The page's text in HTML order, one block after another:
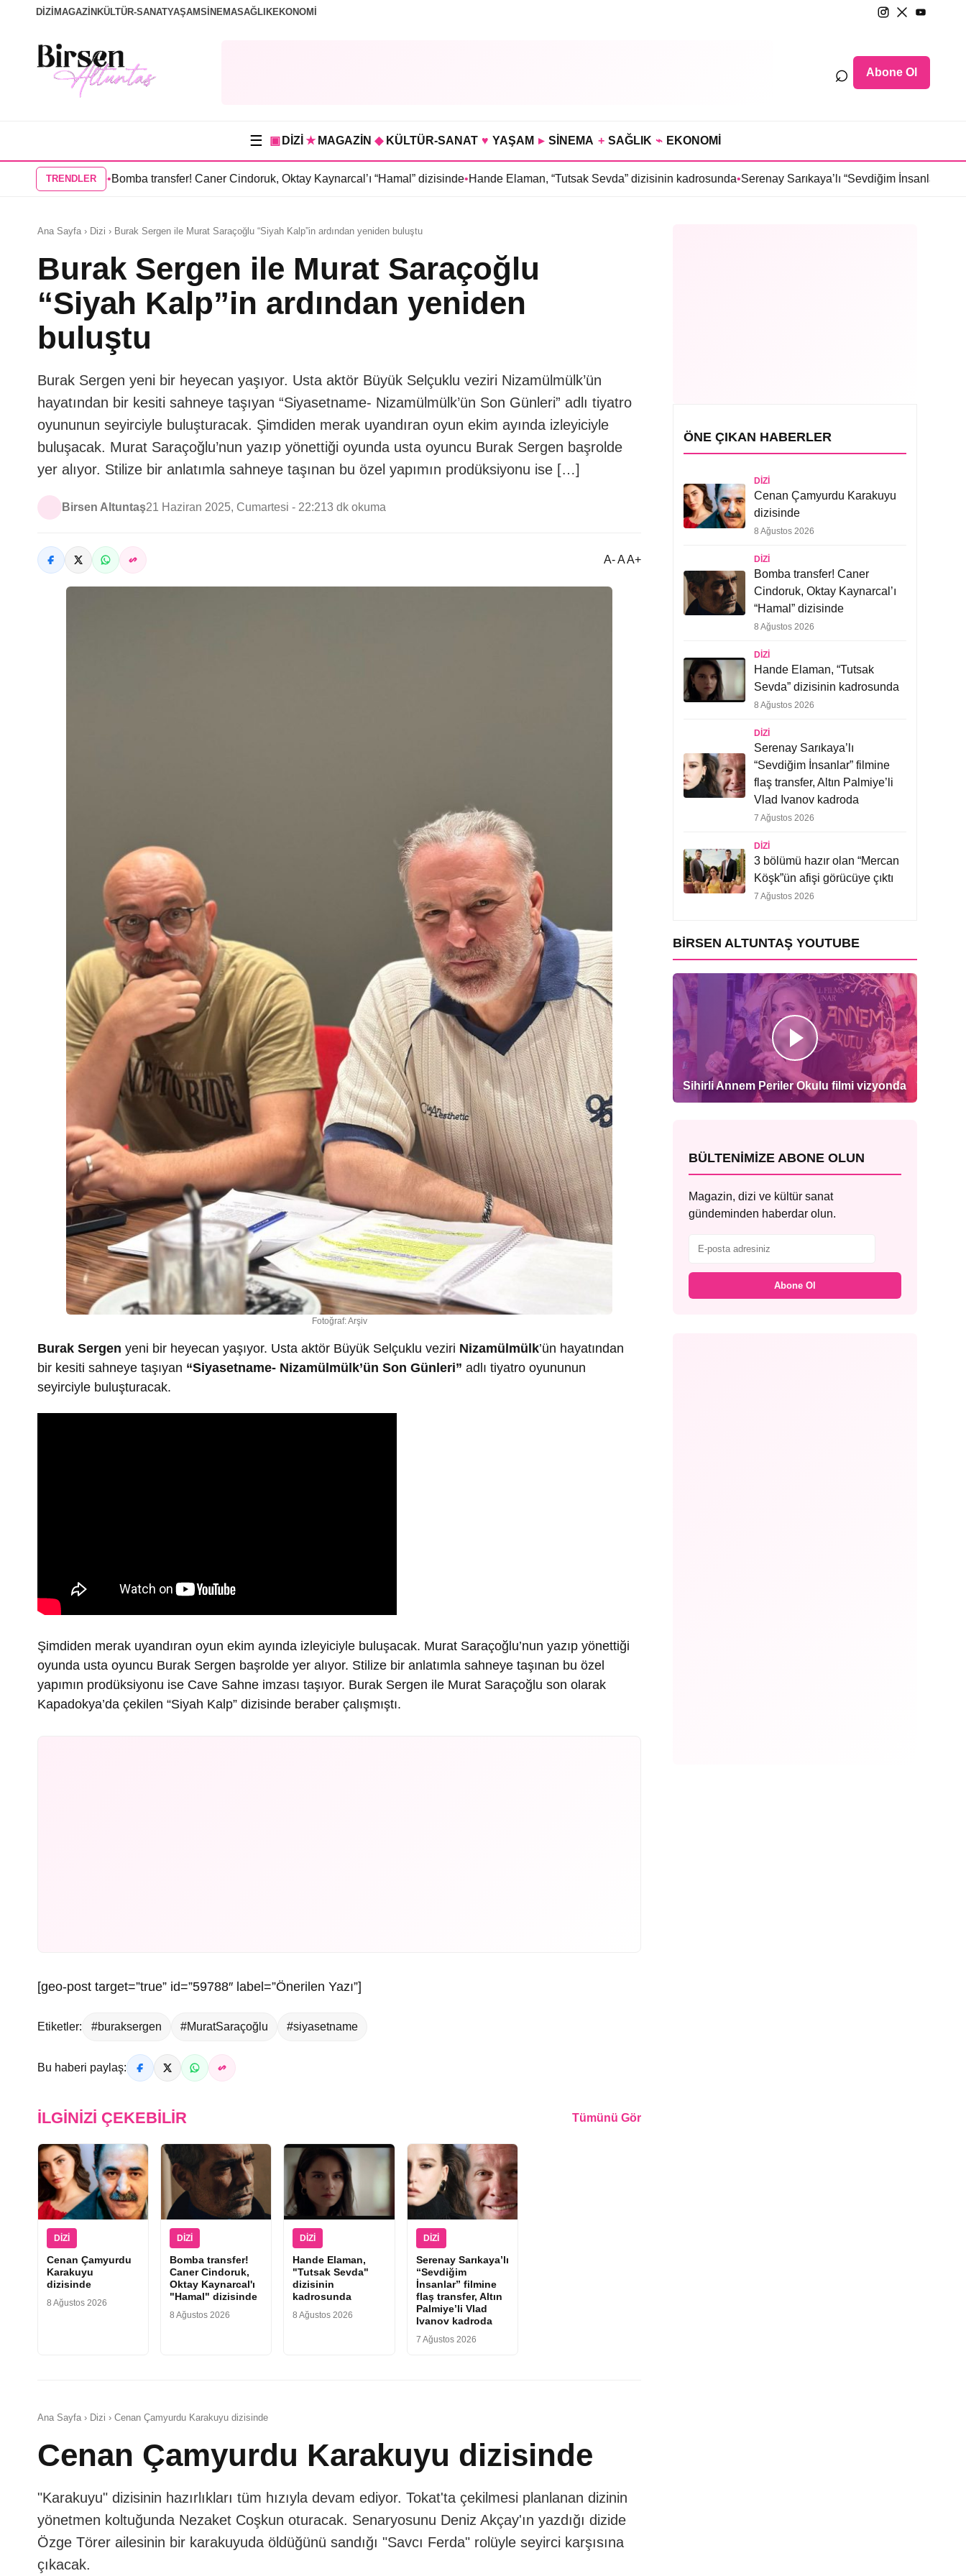
DİZİ MAGAZİN KÜLTÜR-SANATYAŞAMSİNEMASAĞLIKEKONOMİ
⌕ Abone Ol
☰ ▣ DİZİ ★ MAGAZİN ◆ KÜLTÜR-SANAT ♥ YAŞAM ▸ SİNEMA + SAĞLIK ⌁ EKONOMİ
TRENDLER
dizisinde•Bomba transfer! Caner Cindoruk, Oktay Kaynarcal’ı “Hamal” dizisinde• Hande Elaman, “Tutsak Sevda” dizisinin kadrosunda•Serenay Sarıkaya’lı “Sevdiğim İnsanlar” filmine flaş
Ana Sayfa › Dizi › Burak Sergen ile Murat Saraçoğlu “Siyah Kalp”in ardından yeniden buluştu
Burak Sergen ile Murat Saraçoğlu
“Siyah Kalp”in ardından yeniden
buluştu
Burak Sergen yeni bir heyecan yaşıyor. Usta aktör Büyük Selçuklu veziri Nizamülmülk’ün
hayatından bir kesiti sahneye taşıyan “Siyasetname- Nizamülmülk’ün Son Günleri” adlı tiyatro
oyununun seyirciyle buluşturacak. Şimdiden merak uyandıran oyun ekim ayında izleyiciyle
buluşacak. Murat Saraçoğlu’nun yazıp yönettiği oyunda usta oyuncu Burak Sergen başrolde
yer alıyor. Stilize bir anlatımla sahneye taşınan bu özel yapımın prodüksiyonu ise […]
Birsen Altuntaş21 Haziran 2025, Cumartesi - 22:213 dk okuma
A- A A+
Fotoğraf: Arşiv
Burak Sergen yeni bir heyecan yaşıyor. Usta aktör Büyük Selçuklu veziri Nizamülmülk’ün hayatından
bir kesiti sahneye taşıyan “Siyasetname- Nizamülmülk’ün Son Günleri” adlı tiyatro oyununun
seyirciyle buluşturacak.
Şimdiden merak uyandıran oyun ekim ayında izleyiciyle buluşacak. Murat Saraçoğlu’nun yazıp yönettiği
oyunda usta oyuncu Burak Sergen başrolde yer alıyor. Stilize bir anlatımla sahneye taşınan bu özel
yapımın prodüksiyonu ise Cave Sahne imzası taşıyor. Burak Sergen ile Murat Saraçoğlu son olarak
Kapadokya’da çekilen “Siyah Kalp” dizisinde beraber çalışmıştı.
[geo-post target=”true” id=”59788″ label=”Önerilen Yazı”]
Etiketler: #buraksergen #MuratSaraçoğlu #siyasetname
Bu haberi paylaş:
İLGINIZI ÇEKEBILIR Tümünü Gör
DIZI
Cenan Çamyurdu
Karakuyu
dizisinde
8 Ağustos 2026
DIZI
Bomba transfer!
Caner Cindoruk,
Oktay Kaynarcal'ı
"Hamal" dizisinde
8 Ağustos 2026
DIZI
Hande Elaman,
"Tutsak Sevda"
dizisinin
kadrosunda
8 Ağustos 2026
DIZI
Serenay Sarıkaya’lı
“Sevdiğim
İnsanlar” filmine
flaş transfer, Altın
Palmiye’li Vlad
Ivanov kadroda
7 Ağustos 2026
Ana Sayfa › Dizi › Cenan Çamyurdu Karakuyu dizisinde
Cenan Çamyurdu Karakuyu dizisinde
"Karakuyu" dizisinin hazırlıkları tüm hızıyla devam ediyor. Tokat'ta çekilmesi planlanan dizinin
yönetmen koltuğunda Nezaket Coşkun oturacak. Senaryosunu Deniz Akçay'ın yazdığı dizide
Özge Törer ailesinin bir karakuyuda öldüğünü sandığı "Savcı Ferda" rolüyle seyirci karşısına
çıkacak.
ÖNE ÇIKAN HABERLER
DIZI
Cenan Çamyurdu Karakuyu
dizisinde
8 Ağustos 2026
DIZI
Bomba transfer! Caner
Cindoruk, Oktay Kaynarcal’ı
“Hamal” dizisinde
8 Ağustos 2026
DIZI
Hande Elaman, “Tutsak
Sevda” dizisinin kadrosunda
8 Ağustos 2026
DIZI
Serenay Sarıkaya’lı
“Sevdiğim İnsanlar” filmine
flaş transfer, Altın Palmiye’li
Vlad Ivanov kadroda
7 Ağustos 2026
DIZI
3 bölümü hazır olan “Mercan
Köşk”ün afişi görücüye çıktı
7 Ağustos 2026
BIRSEN ALTUNTAŞ YOUTUBE
Sihirli Annem Periler Okulu filmi vizyonda
BÜLTENIMIZE ABONE OLUN
Magazin, dizi ve kültür sanat
gündeminden haberdar olun.
Abone Ol